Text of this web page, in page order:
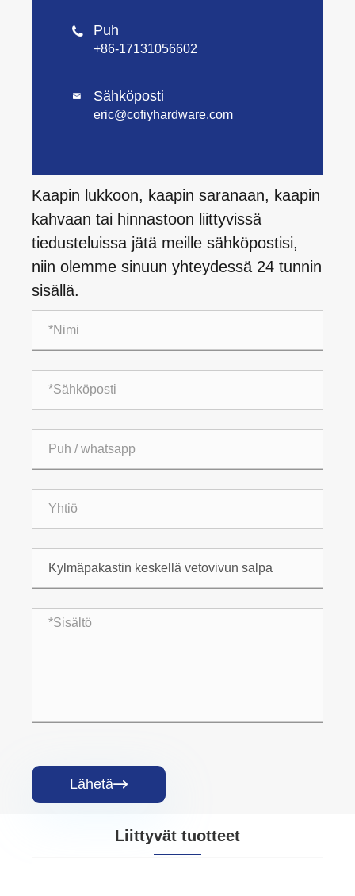
 Puh
+86-17131056602
 Sähköposti
eric@cofiyhardware.com
Kaapin lukkoon, kaapin saranaan, kaapin
kahvaan tai hinnastoon liittyvissä
tiedusteluissa jätä meille sähköpostisi,
niin olemme sinuun yhteydessä 24 tunnin
sisällä.
Lähetä
Liittyvät tuotteet